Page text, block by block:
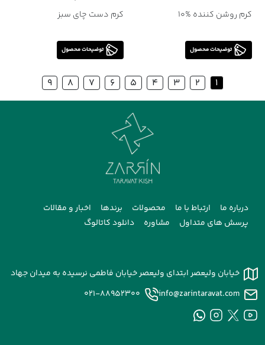
کرم روشن کننده %10
توضیحات محصول
کرم دست چاي سبز
توضیحات محصول
1
2
3
4
5
6
7
8
9
درباره ما ارتباط با ما محصولات برندها
اخبار و مقالات
پرسش های متداول
مشاوره دانلود کاتالوگ
خیابان ولیعصر ابتدای ولیعصر خیابان فاطمی نرسیده به میدان جهاد
info@zarintaravat.com
021-88952300